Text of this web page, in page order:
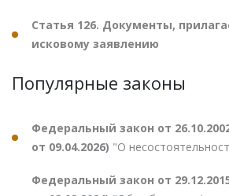
Статья 126. Документы,
исковому заявлению
Популярные законы
Федеральный закон от
от 09.04.2026) "О
Федеральный закон от